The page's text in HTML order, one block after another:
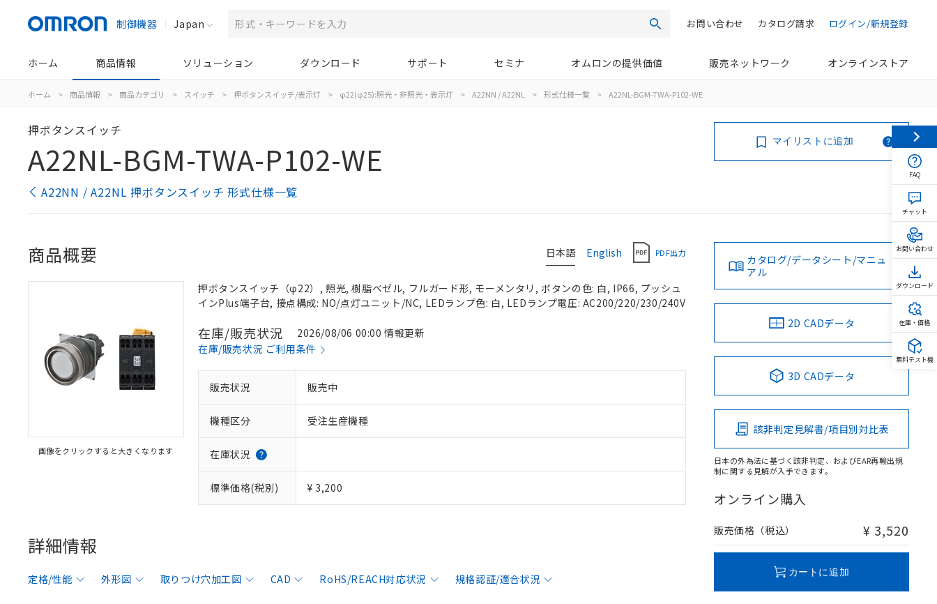
制御機器 Japan 検索 ログイン/新規登録
カタログ請求
お問い合わせ
ホーム 商品情報 ソリューション ダウンロード サポート セミナ オムロンの提供価値 販売ネットワーク オンラインストア
ホーム > 商品情報 > 商品カテゴリ > スイッチ > 押ボタンスイッチ/表示灯 > φ22(φ25):照光・非照光・表示灯 > A22NN / A22NL > 形式仕様一覧 > A22NL-BGM-TWA-P102-WE
押ボタンスイッチ
A22NL-BGM-TWA-P102-WE
A22NN / A22NL 押ボタンスイッチ 形式仕様一覧
マイリストに追加
日本語 English PDF出力
商品概要
画像をクリックすると大きくなります
押ボタンスイッチ（φ22）, 照光, 樹脂ベゼル, フルガード形, モーメンタリ, ボタンの色: 白, IP66, プッシュ
インPlus端子台, 接点構成: NO/点灯ユニット/NC, LEDランプ色: 白, LEDランプ電圧: AC200/220/230/240V
在庫/販売状況
2026/08/06 00:00 情報更新
在庫/販売状況 ご利用条件
販売状況 販売中
機種区分 受注生産機種
在庫状況
標準価格(税別) ¥ 3,200
詳細情報
定格/性能 外形図 取りつけ穴加工図 CAD RoHS/REACH対応状況 規格認証/適合状況
カタログ/データシート/マニュ
アル
2D CADデータ
3D CADデータ
該非判定見解書/項目別対比表
日本の外為法に基づく該非判定、およびEAR再輸出規
制に関する見解が入手できます。
オンライン購入
販売価格（税込） ¥ 3,520
カートに追加
FAQ
チャット
お問い合わせ
ダウンロード
在庫・価格
無料テスト機